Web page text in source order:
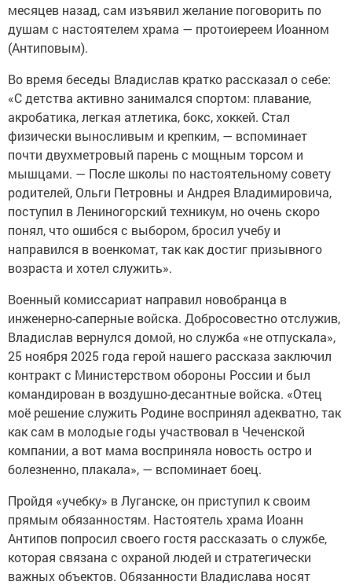
месяцев назад, сам изъявил желание поговорить по
душам с настоятелем храма — протоиереем Иоанном
(Антиповым).
Во время беседы Владислав кратко рассказал о себе:
«С детства активно занимался спортом: плавание,
акробатика, легкая атлетика, бокс, хоккей. Стал
физически выносливым и крепким, — вспоминает
почти двухметровый парень с мощным торсом и
мышцами. — После школы по настоятельному совету
родителей, Ольги Петровны и Андрея Владимировича,
поступил в Лениногорский техникум, но очень скоро
понял, что ошибся с выбором, бросил учебу и
направился в военкомат, так как достиг призывного
возраста и хотел служить».
Военный комиссариат направил новобранца в
инженерно-саперные войска. Добросовестно отслужив,
Владислав вернулся домой, но служба «не отпускала»,
25 ноября 2025 года герой нашего рассказа заключил
контракт с Министерством обороны России и был
командирован в воздушно-десантные войска. «Отец
моё решение служить Родине воспринял адекватно, так
как сам в молодые годы участвовал в Чеченской
компании, а вот мама восприняла новость остро и
болезненно, плакала», — вспоминает боец.
Пройдя «учебку» в Луганске, он приступил к своим
прямым обязанностям. Настоятель храма Иоанн
Антипов попросил своего гостя рассказать о службе,
которая связана с охраной людей и стратегически
важных объектов. Обязанности Владислава носят